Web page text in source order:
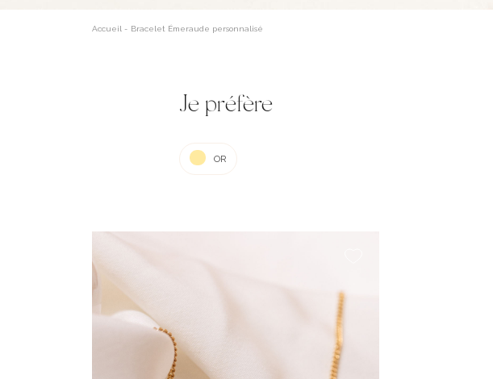
Accueil - Bracelet Émeraude personnalisé
Je préfère
OR